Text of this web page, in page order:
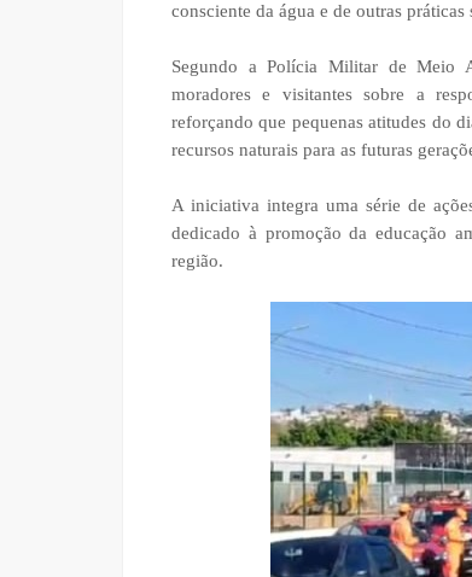
consciente da água e de outras
Segundo a Polícia Militar de Meio
moradores e visitantes sobre a
reforçando que pequenas atitudes do
recursos naturais para as futuras
A iniciativa integra uma série de
dedicado à promoção da educação
região.